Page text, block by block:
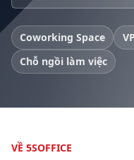
Coworking Space
Chỗ ngồi làm việc
VỀ 5SOFFICE